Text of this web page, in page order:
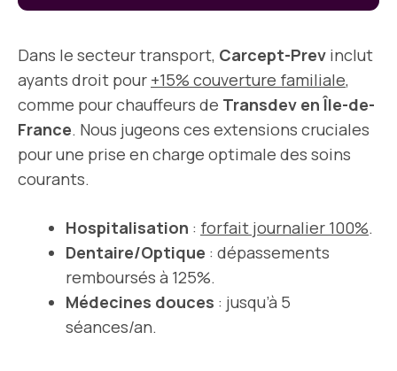
Dans le secteur transport, Carcept-Prev inclut
ayants droit pour +15% couverture familiale,
comme pour chauffeurs de Transdev en Île-de-
France. Nous jugeons ces extensions cruciales
pour une prise en charge optimale des soins
courants.
Hospitalisation : forfait journalier 100%.
Dentaire/Optique : dépassements
remboursés à 125%.
Médecines douces : jusqu’à 5
séances/an.